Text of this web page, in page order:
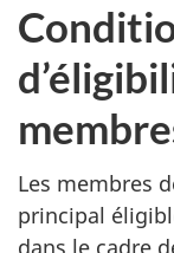
Les membres
principal
dans le cadre